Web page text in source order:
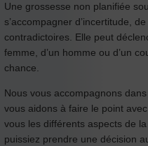
Une grossesse non planifiée
s’accompagner d’incertitude,
contradictoires. Elle peut
femme, d’un homme ou d’un
chance.
Nous vous accompagnons
vous aidons à faire le point
vous les différents aspects de
puissiez prendre une décision